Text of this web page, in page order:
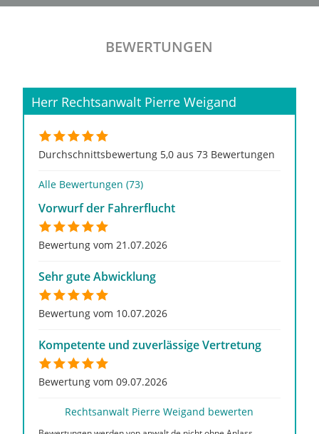
BEWERTUNGEN
Herr Rechtsanwalt Pierre Weigand
Durchschnittsbewertung 5,0 aus 73 Bewertungen
Alle Bewertungen (73)
Vorwurf der Fahrerflucht
Bewertung vom 21.07.2026
Sehr gute Abwicklung
Bewertung vom 10.07.2026
Kompetente und zuverlässige Vertretung
Bewertung vom 09.07.2026
Rechtsanwalt Pierre Weigand bewerten